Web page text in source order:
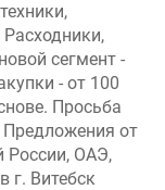
Расходники,
сегмент -
- от 100
Просьба
Предложения от
России, ОАЭ,
г. Витебск